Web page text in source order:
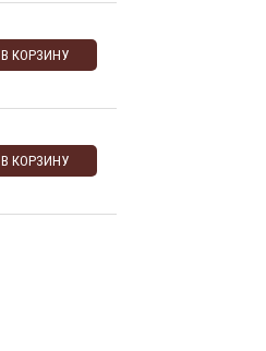
В КОРЗИНУ
В КОРЗИНУ